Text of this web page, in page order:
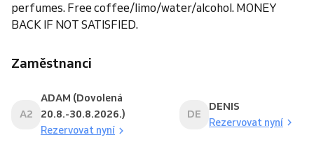
perfumes. Free coffee/limo/water/alcohol. MONEY
BACK IF NOT SATISFIED.
Zaměstnanci
A2
ADAM (Dovolená
20.8.-30.8.2026.)
Rezervovat nyní
DE
DENIS
Rezervovat nyní